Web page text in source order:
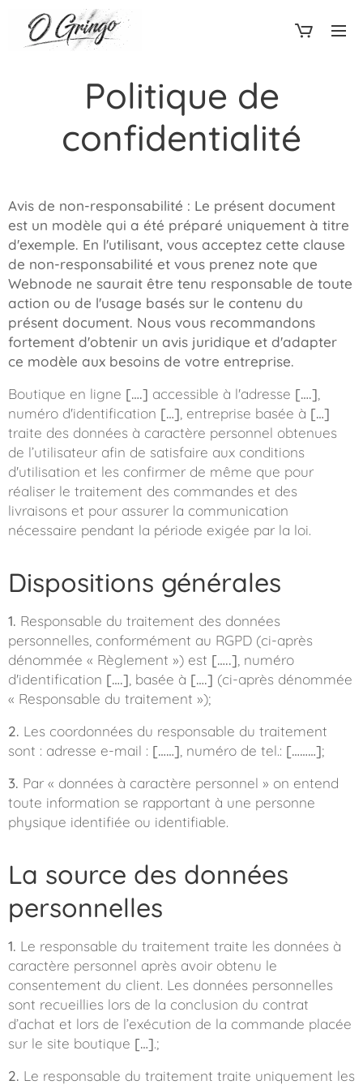
Politique de
confidentialité
Avis de non-responsabilité : Le présent document
est un modèle qui a été préparé uniquement à titre
d'exemple. En l'utilisant, vous acceptez cette clause
de non-responsabilité et vous prenez note que
Webnode ne saurait être tenu responsable de toute
action ou de l'usage basés sur le contenu du
présent document. Nous vous recommandons
fortement d'obtenir un avis juridique et d'adapter
ce modèle aux besoins de votre entreprise.
Boutique en ligne [….] accessible à l'adresse [….]
numéro d'identification […] , entreprise basée à […]
traite des données à caractère personnel obtenues
de l’utilisateur afin de satisfaire aux conditions
d'utilisation et les confirmer de même que pour
réaliser le traitement des commandes et des
livraisons et pour assurer la communication
nécessaire pendant la période exigée par la loi.
Dispositions générales
1. Responsable du traitement des données
personnelles, conformément au RGPD (ci-après
dénommée « Règlement ») est […..] , numéro
d'identification [….] , basée à [….] (ci-après dénommée
« Responsable du traitement »);
2. Les coordonnées du responsable du traitement
sont : adresse e-mail : [……] , numéro de tel.: [………];
3. Par « données à caractère personnel » on entend
toute information se rapportant à une personne
physique identifiée ou identifiable.
La source des données
personnelles
1. Le responsable du traitement traite les données à
caractère personnel après avoir obtenu le
consentement du client. Les données personnelles
sont recueillies lors de la conclusion du contrat
d’achat et lors de l’exécution de la commande placée
sur le site boutique […].;
2. Le responsable du traitement traite uniquement les